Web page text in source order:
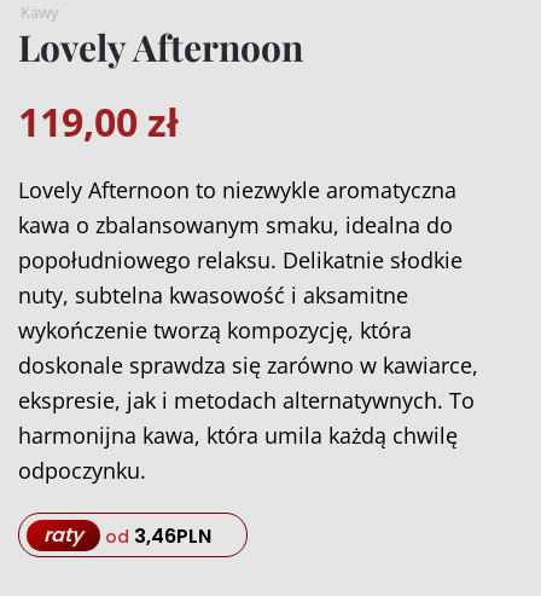
Kawy
Lovely Afternoon
119,00 zł
Lovely Afternoon to niezwykle aromatyczna
kawa o zbalansowanym smaku, idealna do
popołudniowego relaksu. Delikatnie słodkie
nuty, subtelna kwasowość i aksamitne
wykończenie tworzą kompozycję, która
doskonale sprawdza się zarówno w kawiarce,
ekspresie, jak i metodach alternatywnych. To
harmonijna kawa, która umila każdą chwilę
odpoczynku.
raty od 3,46PLN